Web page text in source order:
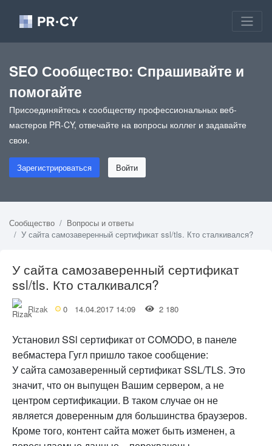
SEO Сообщество: Спрашивайте и
помогайте
Присоединяйтесь к сообществу профессиональных веб-
мастеров PR-CY, отвечайте на вопросы коллег и задавайте
свои.
Зарегистрироваться Войти
Сообщество
Вопросы и ответы
У сайта самозаверенный сертификат ssl/tls. Кто сталкивался?
У сайта самозаверенный сертификат
ssl/tls. Кто сталкивался?
Rizak 0 14.04.2017 14:09 2 180
Установил SSl сертификат от COMODO, в панеле
вебмастера Гугл пришло такое сообщение:
У сайта самозаверенный сертификат SSL/TLS. Это
значит, что он выпущен Вашим сервером, а не
центром сертификации. В таком случае он не
является доверенным для большинства браузеров.
Кроме того, контент сайта может быть изменен, а